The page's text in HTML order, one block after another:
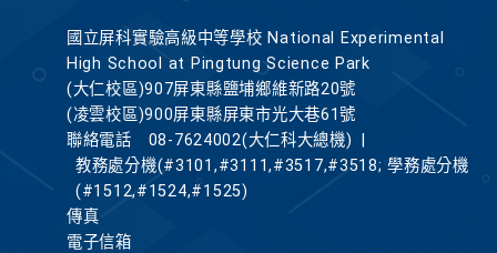
國立屏科實驗高級中等學校 National Experimental
High School at Pingtung Science Park
(大仁校區)907屏東縣鹽埔鄉維新路20號
(凌雲校區)900屏東縣屏東市光大巷61號
聯絡電話
08-7624002(大仁科大總機)
教務處分機(#3101,#3111,#3517,#3518; 學務處分機
(#1512,#1524,#1525)
傳真
電子信箱